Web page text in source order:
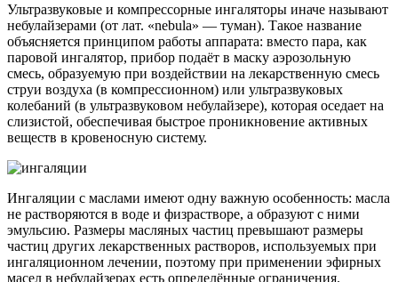
Ультразвуковые и компрессорные ингаляторы иначе называют
небулайзерами (от лат. «nebula» — туман). Такое название
объясняется принципом работы аппарата: вместо пара, как
паровой ингалятор, прибор подаёт в маску аэрозольную
смесь, образуемую при воздействии на лекарственную смесь
струи воздуха (в компрессионном) или ультразвуковых
колебаний (в ультразвуковом небулайзере), которая оседает на
слизистой, обеспечивая быстрое проникновение активных
веществ в кровеносную систему.
Ингаляции с маслами имеют одну важную особенность: масла
не растворяются в воде и физрастворе, а образуют с ними
эмульсию. Размеры масляных частиц превышают размеры
частиц других лекарственных растворов, используемых при
ингаляционном лечении, поэтому при применении эфирных
масел в небулайзерах есть определённые ограничения.